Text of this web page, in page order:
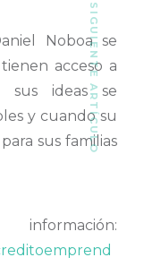
Noboa se
acceso a
sus ideas se
y cuando su
sus familias
SIGUIENTE ARTÍCULO